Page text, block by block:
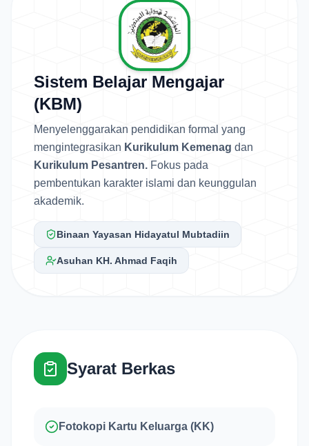
Sistem Belajar Mengajar
(KBM)
Menyelenggarakan pendidikan formal yang
mengintegrasikan Kurikulum Kemenag dan
Kurikulum Pesantren. Fokus pada
pembentukan karakter islami dan keunggulan
akademik.
Binaan Yayasan Hidayatul Mubtadiin
Asuhan KH. Ahmad Faqih
Syarat Berkas
Fotokopi Kartu Keluarga (KK)